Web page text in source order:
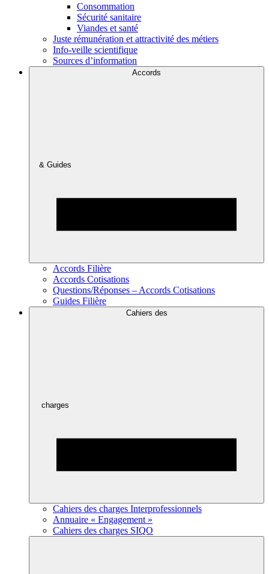
Consommation
Sécurité sanitaire
Viandes et santé
Juste rémunération et attractivité des métiers
Info-veille scientifique
Sources d’information
Accords
& Guides
Accords Filière
Accords Cotisations
Questions/Réponses – Accords Cotisations
Guides Filière
Cahiers des
charges
Cahiers des charges Interprofessionnels
Annuaire « Engagement »
Cahiers des charges SIQO